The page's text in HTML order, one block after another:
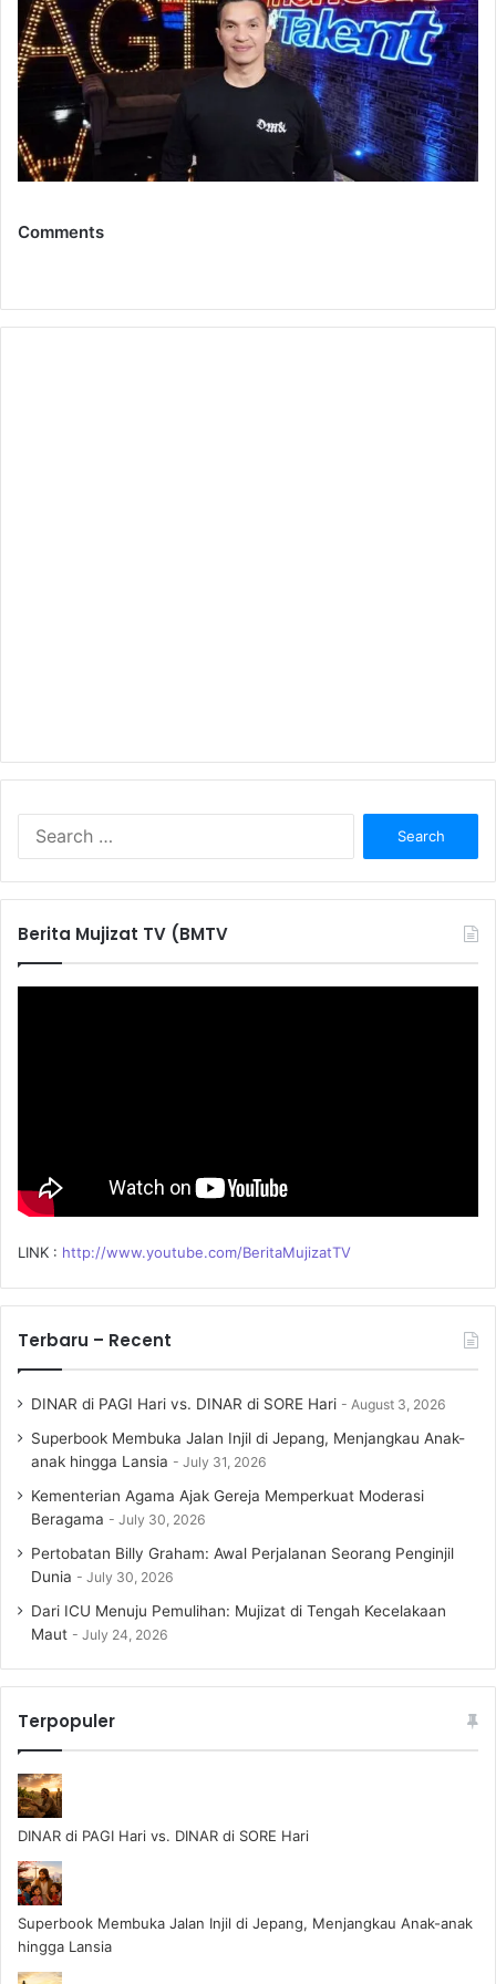
Comments
f
o
Berita Mujizat TV (BMTV
LINK : http://www.youtube.com/BeritaMujizatTV
Terbaru – Recent
DINAR di PAGI Hari vs. DINAR di SORE Hari August 3, 2026
Superbook Membuka Jalan Injil di Jepang, Menjangkau Anak-
anak hingga Lansia
July 31, 2026
Kementerian Agama Ajak Gereja Memperkuat Moderasi
Beragama
July 30, 2026
Pertobatan Billy Graham: Awal Perjalanan Seorang Penginjil
Dunia
July 30, 2026
Dari ICU Menuju Pemulihan: Mujizat di Tengah Kecelakaan
Maut
July 24, 2026
Terpopuler
DINAR di PAGI Hari vs. DINAR di SORE Hari
Superbook Membuka Jalan Injil di Jepang, Menjangkau Anak-anak
hingga Lansia